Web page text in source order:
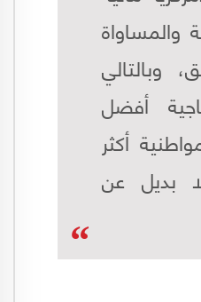
والمساواة
وبالتالي
أفضل
أكثر
بديل عن